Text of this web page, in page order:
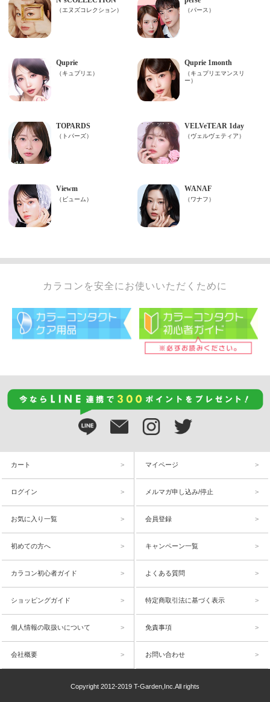
カラコンを安全にお使いいただくために
カート マイページ
ログイン メルマガ申し込み/停止
お気に入り一覧 会員登録
初めての方へ キャンペーン一覧
カラコン初心者ガイド よくある質問
ショッピングガイド 特定商取引法に基づく表示
個人情報の取扱いについて 免責事項
会社概要 お問い合わせ
Copyright 2012-2019 T-Garden,Inc.All rights